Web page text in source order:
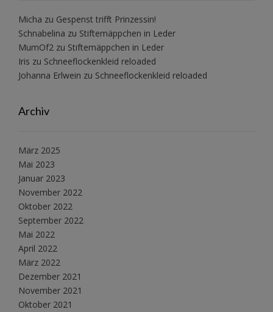
Micha zu Gespenst trifft Prinzessin!
Schnabelina zu Stiftemäppchen in Leder
MumOf2 zu Stiftemäppchen in Leder
Iris zu Schneeflockenkleid reloaded
Johanna Erlwein zu Schneeflockenkleid reloaded
Archiv
März 2025
Mai 2023
Januar 2023
November 2022
Oktober 2022
September 2022
Mai 2022
April 2022
März 2022
Dezember 2021
November 2021
Oktober 2021